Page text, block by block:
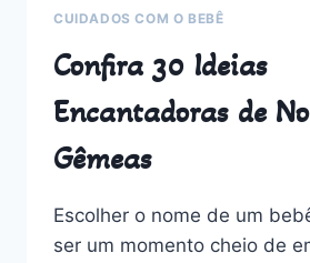
CUIDADOS COM O BEBÊ
Confira 30 Ideias
Encantadoras de
Gêmeas
Escolher o nome de um
ser um momento cheio de